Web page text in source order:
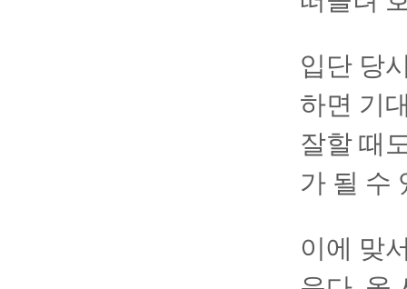
입단 당
하면 기
잘할 때
가 될 수
이에 맞